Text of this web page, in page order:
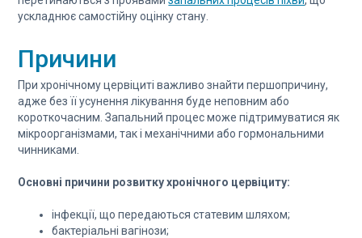
ускладнює самостійну оцінку стану.
Причини
При хронічному цервіциті важливо знайти першопричину,
адже без її усунення лікування буде неповним або
короткочасним. Запальний процес може підтримуватися як
мікроорганізмами, так і механічними або гормональними
чинниками.
Основні причини розвитку хронічного цервіциту:
інфекції, що передаються статевим шляхом;
бактеріальні вагінози;